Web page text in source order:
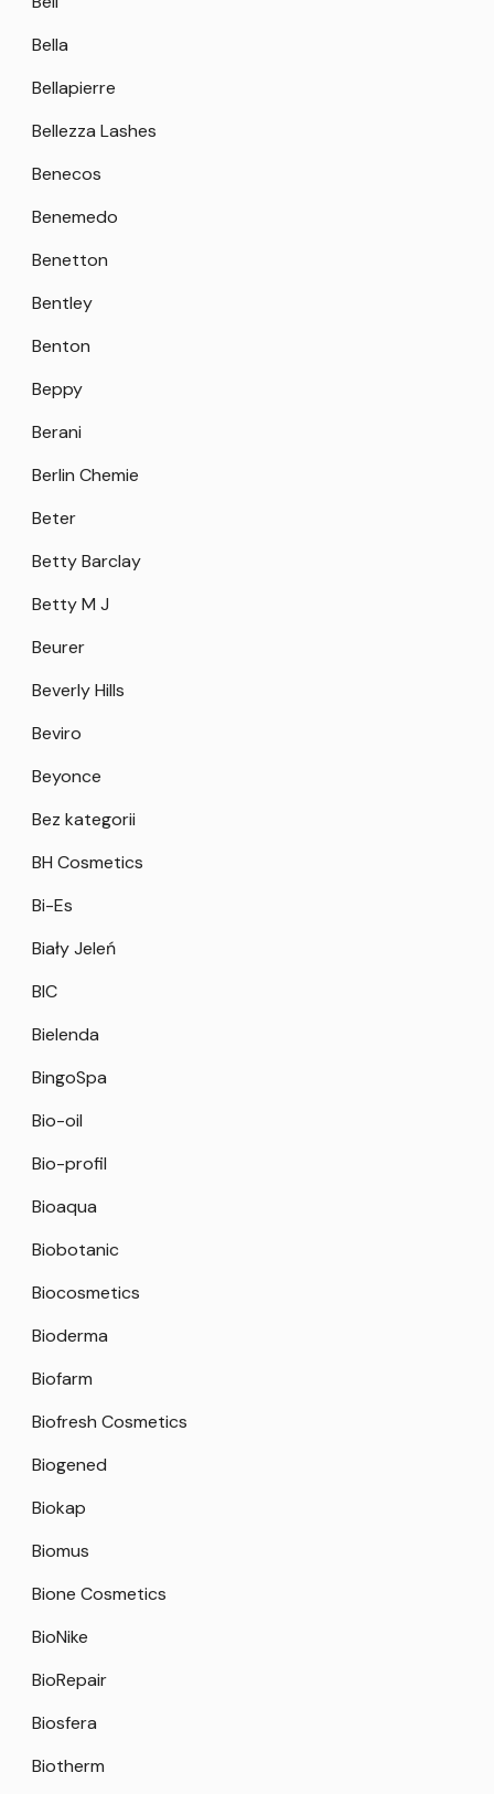
Bella
Bellapierre
Bellezza Lashes
Benecos
Benemedo
Benetton
Bentley
Benton
Beppy
Berani
Berlin Chemie
Beter
Betty Barclay
Betty M J
Beurer
Beverly Hills
Beviro
Beyonce
Bez kategorii
BH Cosmetics
Bi-Es
Biały Jeleń
BIC
Bielenda
BingoSpa
Bio-oil
Bio-profil
Bioaqua
Biobotanic
Biocosmetics
Bioderma
Biofarm
Biofresh Cosmetics
Biogened
Biokap
Biomus
Bione Cosmetics
BioNike
BioRepair
Biosfera
Biotherm